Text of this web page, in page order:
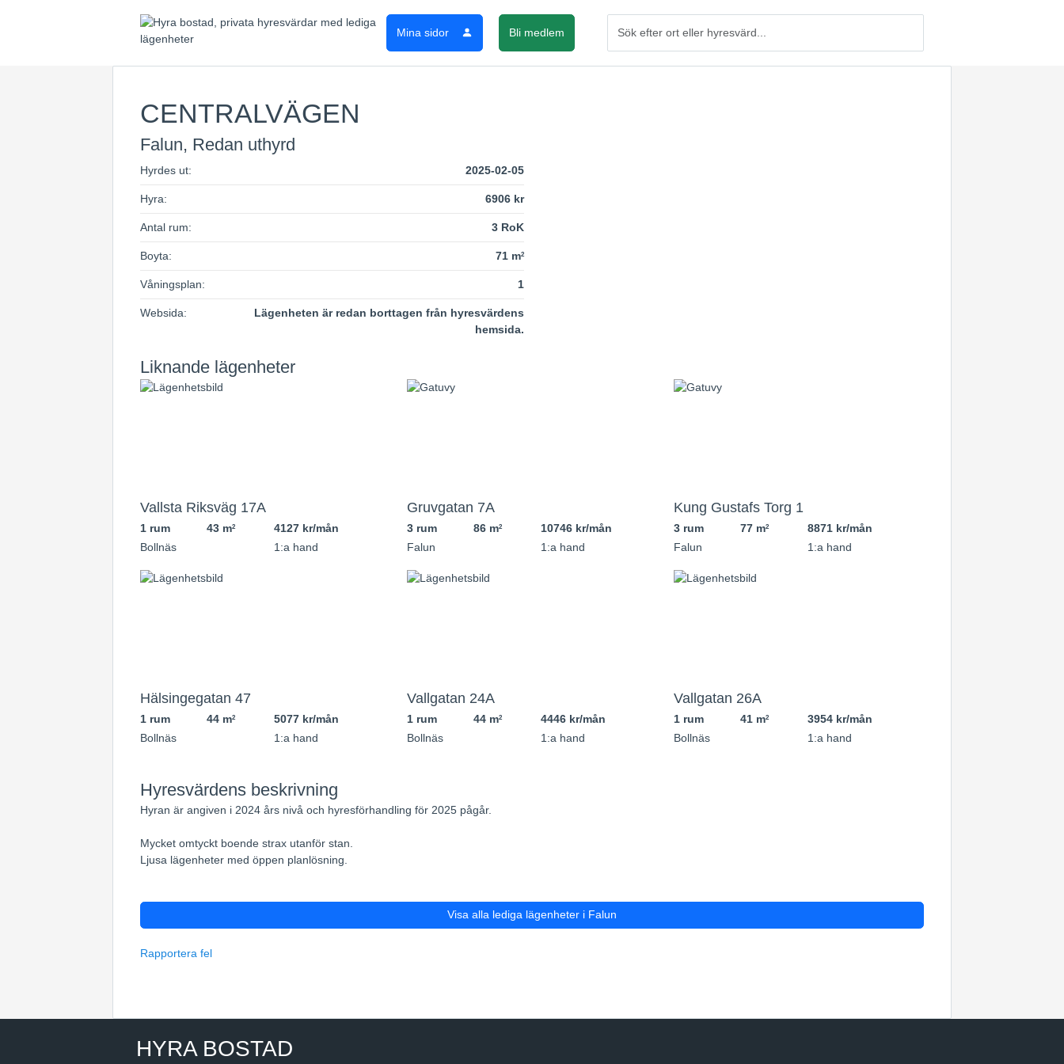
Mina sidor Bli medlem
CENTRALVÄGEN
Falun, Redan uthyrd
Hyrdes ut: 2025-02-05
Hyra: 6906 kr
Antal rum: 3 RoK
Boyta: 71 m2
Våningsplan: 1
Websida:
Lägenheten är redan borttagen från hyresvärdens
hemsida.
Liknande lägenheter
Vallsta Riksväg 17A
1 rum 43 m2
4127 kr/mån
Bollnäs
1:a hand
Gruvgatan 7A
3 rum 86 m2
10746 kr/mån
Falun
1:a hand
Kung Gustafs Torg 1
3 rum 77 m2
8871 kr/mån
Falun
1:a hand
Hälsingegatan 47
1 rum 44 m2
5077 kr/mån
Bollnäs
1:a hand
Vallgatan 24A
1 rum 44 m2
4446 kr/mån
Bollnäs
1:a hand
Vallgatan 26A
1 rum 41 m2
3954 kr/mån
Bollnäs
1:a hand
Hyresvärdens beskrivning
Hyran är angiven i 2024 års nivå och hyresförhandling för 2025 pågår.
Mycket omtyckt boende strax utanför stan.
Ljusa lägenheter med öppen planlösning.
Visa alla lediga lägenheter i Falun
Rapportera fel
HYRA BOSTAD